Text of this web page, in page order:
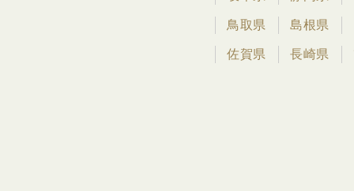
鳥取県 島根県
佐賀県 長崎県